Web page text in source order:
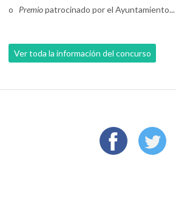
o Premiopatrocinado por el Ayuntamiento...
Ver toda la información del concurso